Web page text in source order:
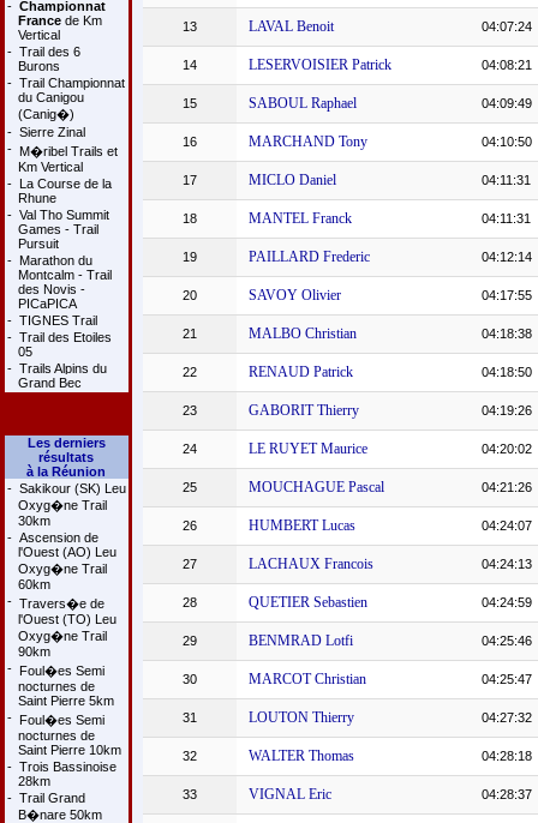
- Championnat
Francede Km
Vertical
- Trail des 6
Burons
- Trail Championnat
du Canigou
(Canig�)
- Sierre Zinal
- M�ribel Trails et
Km Vertical
- La Course de la
Rhune
- Val Tho Summit
Games - Trail
Pursuit
- Marathon du
Montcalm - Trail
des Novis -
PICaPICA
- TIGNES Trail
- Trail des Etoiles
05
- Trails Alpins du
Grand Bec
Les derniers
résultats
à la Réunion
- Sakikour (SK) Leu
Oxyg�ne Trail
30km
- Ascension de
l'Ouest (AO) Leu
Oxyg�ne Trail
60km
- Travers�e de
l'Ouest (TO) Leu
Oxyg�ne Trail
90km
- Foul�es Semi
nocturnes de
Saint Pierre 5km
- Foul�es Semi
nocturnes de
Saint Pierre 10km
- Trois Bassinoise
28km
- Trail Grand
B�nare 50km
13 LAVAL Benoit 04:07:24
14 LESERVOISIER Patrick 04:08:21
15 SABOUL Raphael 04:09:49
16 MARCHAND Tony 04:10:50
17 MICLO Daniel 04:11:31
18 MANTEL Franck 04:11:31
19 PAILLARD Frederic 04:12:14
20 SAVOY Olivier 04:17:55
21 MALBO Christian 04:18:38
22 RENAUD Patrick 04:18:50
23 GABORIT Thierry 04:19:26
24 LE RUYET Maurice 04:20:02
25 MOUCHAGUE Pascal 04:21:26
26 HUMBERT Lucas 04:24:07
27 LACHAUX Francois 04:24:13
28 QUETIER Sebastien 04:24:59
29 BENMRAD Lotfi 04:25:46
30 MARCOT Christian 04:25:47
31 LOUTON Thierry 04:27:32
32 WALTER Thomas 04:28:18
33 VIGNAL Eric 04:28:37